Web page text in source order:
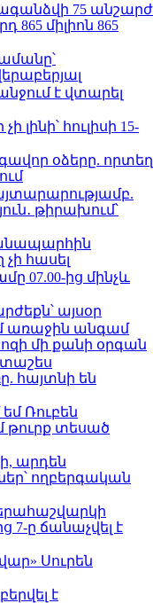
75 անշարժ
865 միլիոն 865
է վտարել
լինի՝ հուլիսի 15-
օձերը. որտեղ
թիրախում՝
հասել
07.00-ից մինչև
այսօր
առաջին անգամ
մի քանի օրգան
հայտնի են
Ռուբեն
թուրք տեսած
արդեն
ողբերգական
7-ը ճանաչվել է
Սուրեն
է